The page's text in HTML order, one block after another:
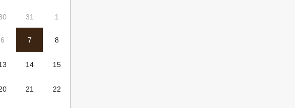
31 1
6 7 8
14 15
21 22